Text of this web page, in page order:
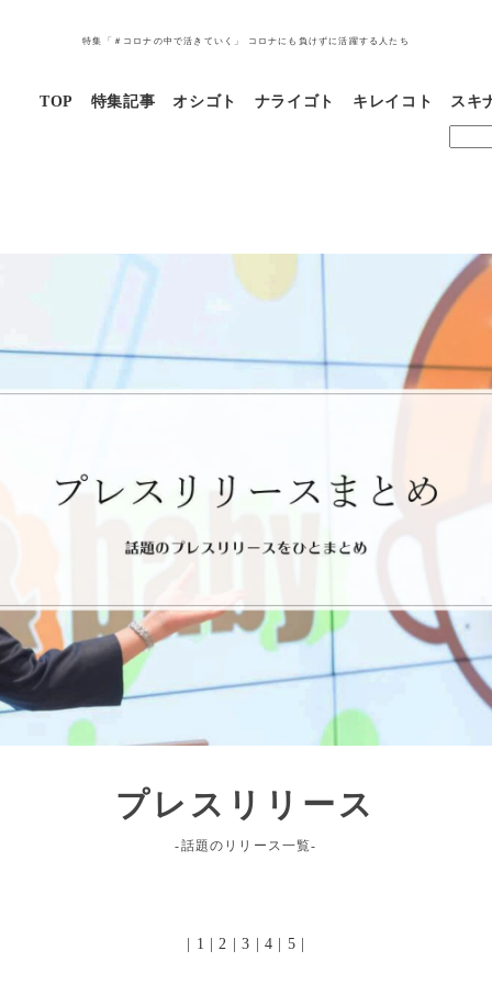
特集「＃コロナの中で活きていく」 コロナにも負けずに活躍する人たち
TOP 特集記事 オシゴト ナライゴト キレイコト スキ
プレスリリース
-話題のリリース一覧-
1 2 3 4 5